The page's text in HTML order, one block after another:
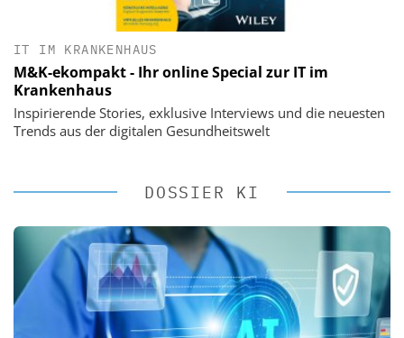
IT IM KRANKENHAUS
M&K-ekompakt - Ihr online Special zur IT im
Krankenhaus
Inspirierende Stories, exklusive Interviews und die neuesten
Trends aus der digitalen Gesundheitswelt
DOSSIER KI